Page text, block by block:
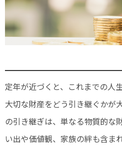
定年が近づくと、これまでの人
大切な財産をどう引き継ぐかが
の引き継ぎは、単なる物質的な
い出や価値観、家族の絆も含まれ